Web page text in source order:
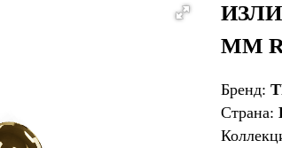
ММ
Бренд:
Страна: